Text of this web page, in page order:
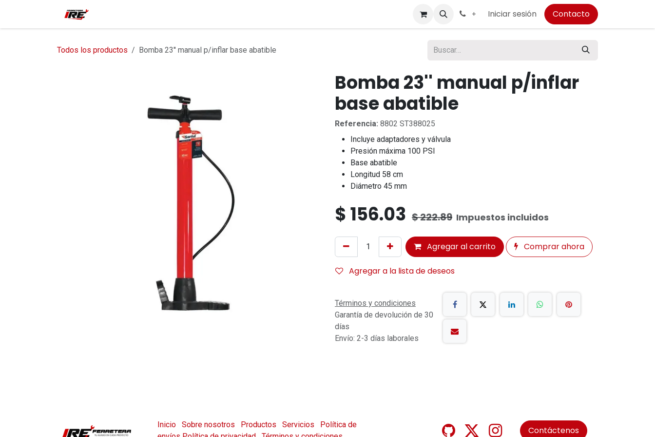
+ Iniciar sesión Contacto
Todos los productos Bomba 23'' manual p/inflar base abatible
Bomba 23'' manual p/inflar
base abatible
Referencia: 8802 ST388025
Incluye adaptadores y válvula
Presión máxima 100 PSI
Base abatible
Longitud 58 cm
Diámetro 45 mm
$156.03 $222.89 Impuestos incluidos
Agregar al carrito Comprar ahora
Agregar a la lista de deseos
Términos y condiciones
Garantía de devolución de 30
días
Envío: 2-3 días laborales
Inicio Sobre nosotros Productos Servicios
Política de
Contáctenos